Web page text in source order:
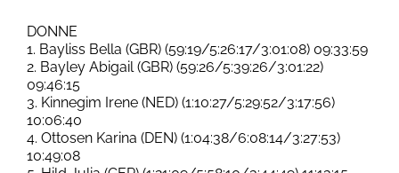
DONNE
1. Bayliss Bella (GBR) (59:19/5:26:17/3:01:08) 09:33:59
2. Bayley Abigail (GBR) (59:26/5:39:26/3:01:22)
09:46:15
3. Kinnegim Irene (NED) (1:10:27/5:29:52/3:17:56)
10:06:40
4. Ottosen Karina (DEN) (1:04:38/6:08:14/3:27:53)
10:49:08